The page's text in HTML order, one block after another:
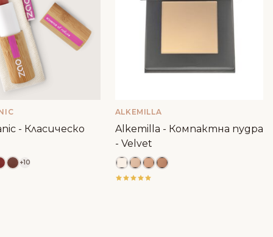
- Класическо
+10
ALKEMILLA
Alkemilla - Компактна пудра
- Velvet